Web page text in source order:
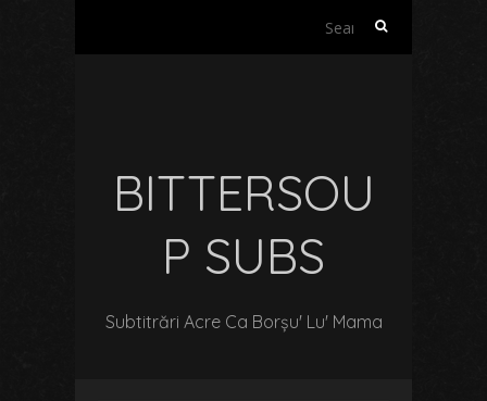
Search
BITTERSOU
P SUBS
Subtitrări Acre Ca Borșu' Lu' Mama